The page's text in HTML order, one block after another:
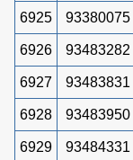
6925 93380075
6926 93483282
6927 93483831
6928 93483950
6929 93484331